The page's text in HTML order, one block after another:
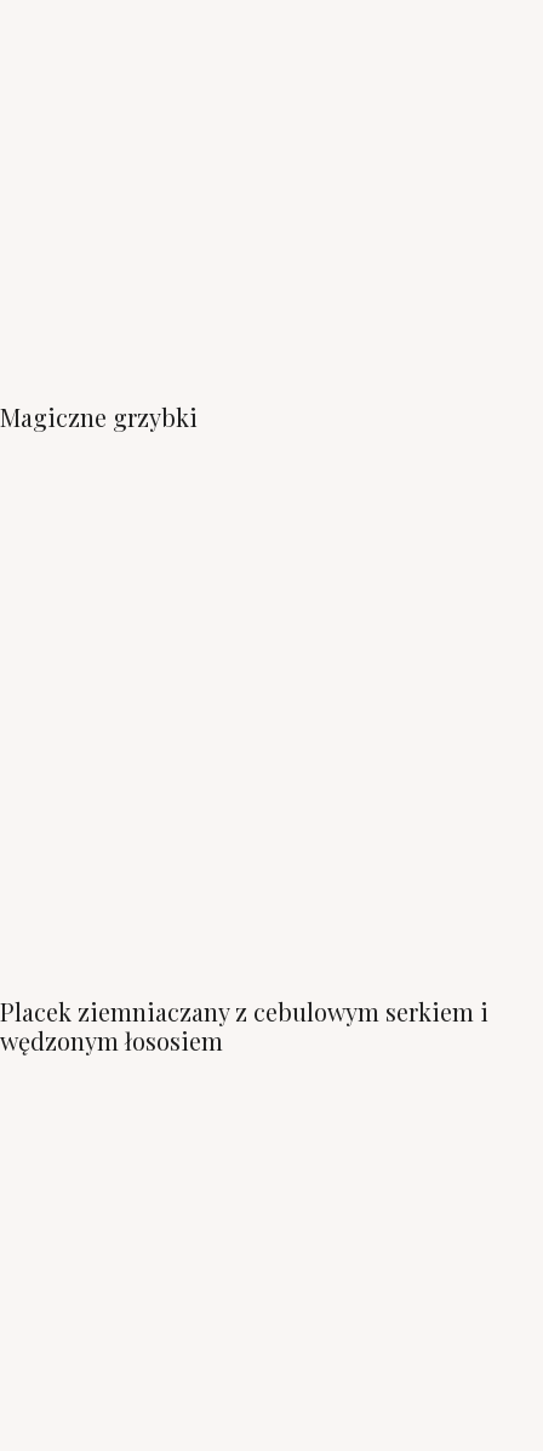
Magiczne grzybki
Placek ziemniaczany z cebulowym serkiem i
wędzonym łososiem